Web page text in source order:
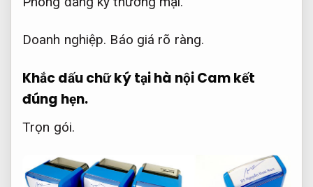
Doanh nghiệp. Báo giá rõ ràng.
Khắc dấu chữ ký tại hà nộiCam kết
đúng hẹn.
Trọn gói.